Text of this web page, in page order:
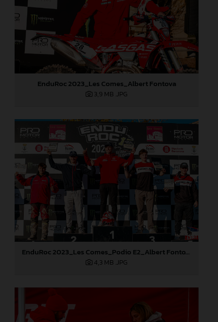
EnduRoc 2023_Les Comes_Albert Fontova
3,9 MB .JPG
EnduRoc 2023_Les Comes_Podio E2_Albert Fontova
4,3 MB .JPG